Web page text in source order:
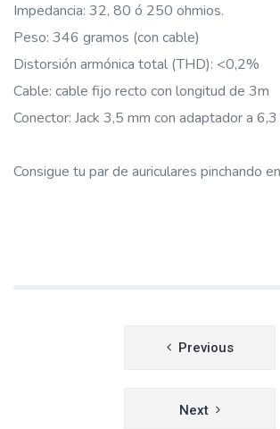
Impedancia: 32, 80 ó 250 ohmios.
Peso: 346 gramos (con cable)
Distorsión armónica total (THD): <0,2%
Cable: cable fijo recto con longitud de 3m
Conector: Jack 3,5 mm con adaptador a
Consigue tu par de auriculares pinchando
Previous
Next